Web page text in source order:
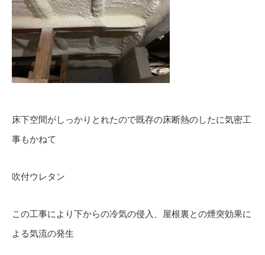
床下空間がしっかりとれたので既存の床断熱のしたに気密工
事もかねて
吹付ウレタン
この工事により下からの冷気の侵入、屋根裏との煙突効果に
よる気流の発生